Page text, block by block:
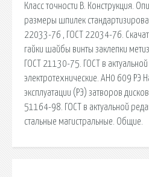
Класс точности В. Конструкция.
размеры шпилек
22033-76 , ГОСТ 22034-76.
гайки шайбы винты заклепки
ГОСТ 21130-75. ГОСТ в
электротехнические. АН0 609 РЭ
эксплуатации (РЭ) затворов
51164-98. ГОСТ в актуальной
стальные магистральные. Общие.